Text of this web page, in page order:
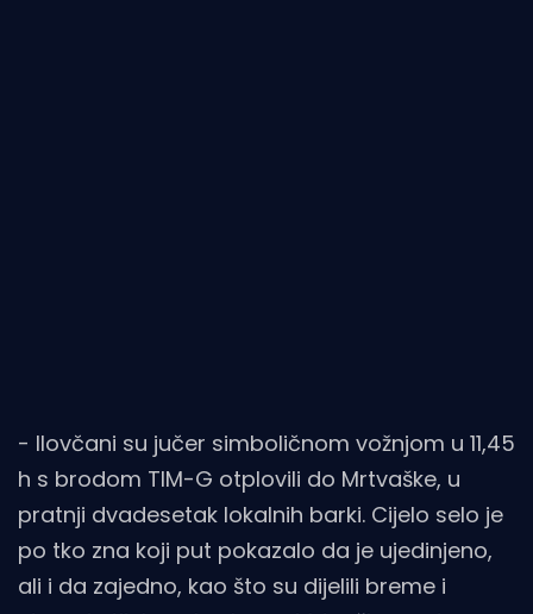
- Ilovčani su jučer simboličnom vožnjom u 11,45
h s brodom TIM-G otplovili do Mrtvaške, u
pratnji dvadesetak lokalnih barki. Cijelo selo je
po tko zna koji put pokazalo da je ujedinjeno,
ali i da zajedno, kao što su dijelili breme i